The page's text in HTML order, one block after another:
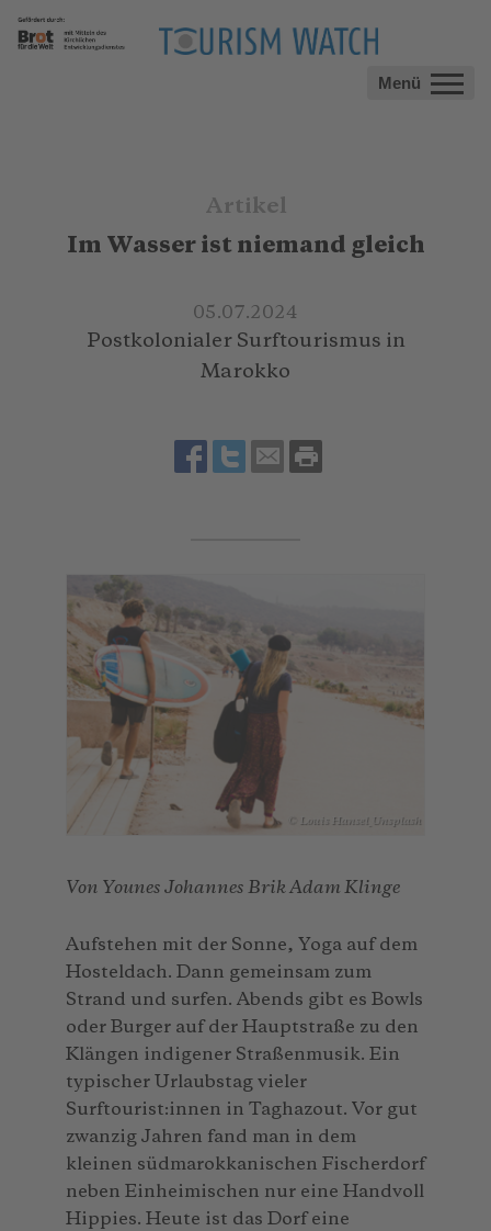
Menü
Artikel
Im Wasser ist niemand gleich
05.07.2024
Postkolonialer Surftourismus in
Marokko
© Louis Hansel_Unsplash
Von Younes Johannes Brik Adam Klinge
Aufstehen mit der Sonne, Yoga auf dem
Hosteldach. Dann gemeinsam zum
Strand und surfen. Abends gibt es Bowls
oder Burger auf der Hauptstraße zu den
Klängen indigener Straßenmusik. Ein
typischer Urlaubstag vieler
Surftourist:innen in Taghazout. Vor gut
zwanzig Jahren fand man in dem
kleinen südmarokkanischen Fischerdorf
neben Einheimischen nur eine Handvoll
Hippies. Heute ist das Dorf eine